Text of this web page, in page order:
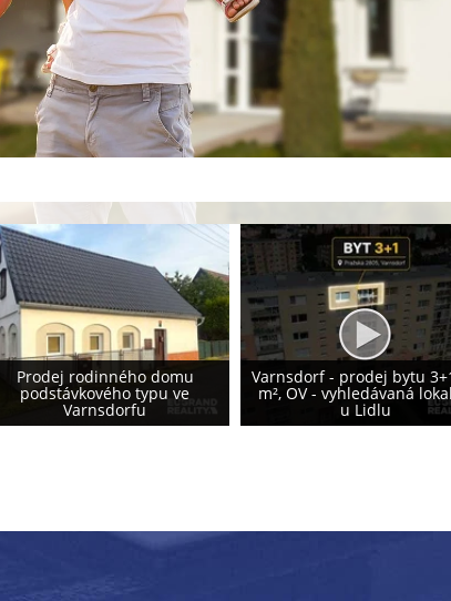
Varnsdorf - prodej bytu 3+1 70
m², OV - vyhledávaná lokalita
u Lidlu
Prodej rodinného domu
m², Krásná Lípa -
fotovoltaika 8,2 kWp -
CENA!!!!